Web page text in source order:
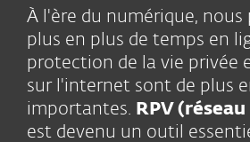
À l'ère du numérique, nous
plus en plus de temps en
protection de la vie privée
sur l'internet sont de plus
importantes. RPV
est devenu un outil